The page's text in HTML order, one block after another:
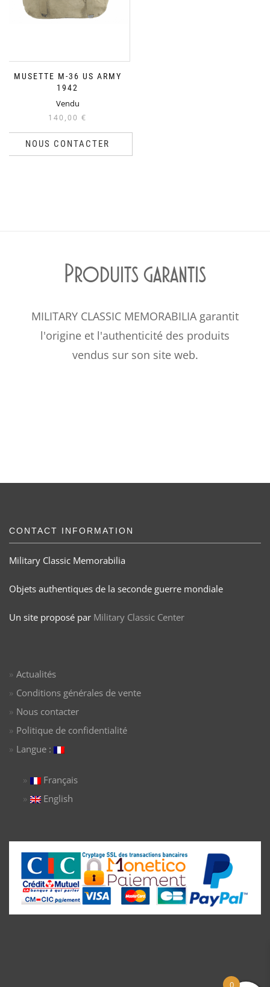
MUSETTE M-36 US ARMY
1942
Vendu
140,00 €
NOUS CONTACTER
Produits garantis
MILITARY CLASSIC MEMORABILIA garantit
l'origine et l'authenticité des produits
vendus sur son site web.
CONTACT INFORMATION
Military Classic Memorabilia
Objets authentiques de la seconde guerre mondiale
Un site proposé par Military Classic Center
Actualités
Conditions générales de vente
Nous contacter
Politique de confidentialité
Langue :
Français
English
0